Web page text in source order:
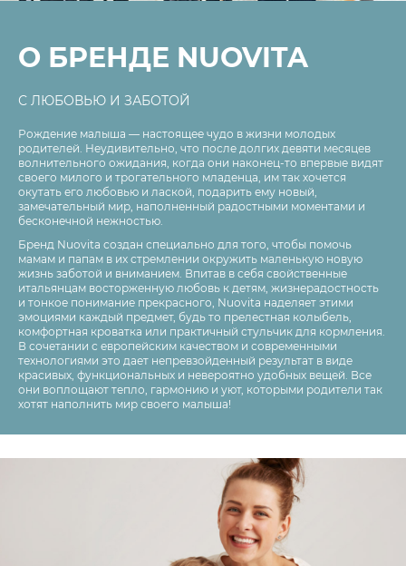
О БРЕНДЕ NUOVITA
С ЛЮБОВЬЮ И ЗАБОТОЙ
Рождение малыша — настоящее чудо в жизни молодых
родителей. Неудивительно, что после долгих девяти месяцев
волнительного ожидания, когда они наконец-то впервые видят
своего милого и трогательного младенца, им так хочется
окутать его любовью и лаской, подарить ему новый,
замечательный мир, наполненный радостными моментами и
бесконечной нежностью.
Бренд Nuovita создан специально для того, чтобы помочь
мамам и папам в их стремлении окружить маленькую новую
жизнь заботой и вниманием. Впитав в себя свойственные
итальянцам восторженную любовь к детям, жизнерадостность
и тонкое понимание прекрасного, Nuovita наделяет этими
эмоциями каждый предмет, будь то прелестная колыбель,
комфортная кроватка или практичный стульчик для кормления.
В сочетании с европейским качеством и современными
технологиями это дает непревзойденный результат в виде
красивых, функциональных и невероятно удобных вещей. Все
они воплощают тепло, гармонию и уют, которыми родители так
хотят наполнить мир своего малыша!